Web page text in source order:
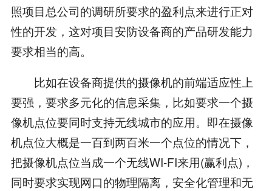
照项目总公司的调研所要求的盈利点来进行正对
性的开发，这对项目安防设备商的产品研发能力
要求相当的高。
比如在设备商提供的摄像机的前端适应性上
要强，要求多元化的信息采集，比如要求一个摄
像机点位要同时支持无线城市的应用。即在摄像
机点位大概是一百到两百米一个点位的情况下，
把摄像机点位当成一个无线WI-FI来用(赢利点)，
同时要求实现网口的物理隔离，安全化管理和无